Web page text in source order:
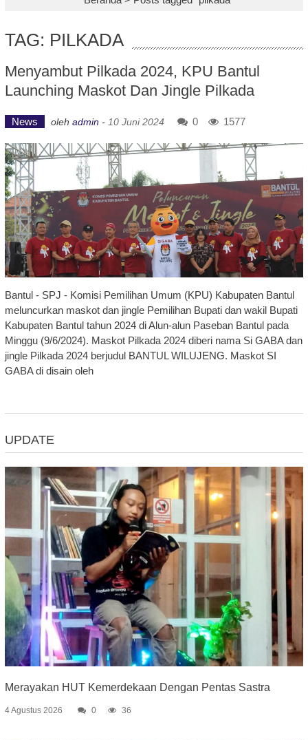
TAG: PILKADA
Menyambut Pilkada 2024, KPU Bantul
Launching Maskot Dan Jingle Pilkada
News oleh admin - 10 Juni 2024 0 1577
Bantul - SPJ - Komisi Pemilihan Umum (KPU) Kabupaten Bantul
meluncurkan maskot dan jingle Pemilihan Bupati dan wakil Bupati
Kabupaten Bantul tahun 2024 di Alun-alun Paseban Bantul pada
Minggu (9/6/2024). Maskot Pilkada 2024 diberi nama Si GABA dan
jingle Pilkada 2024 berjudul BANTUL WILUJENG. Maskot SI
GABA di disain oleh
UPDATE
Merayakan HUT Kemerdekaan Dengan Pentas Sastra
4 Agustus 2026 0 36